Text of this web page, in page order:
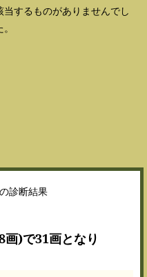
当するものがありませんでし
)で31画となり